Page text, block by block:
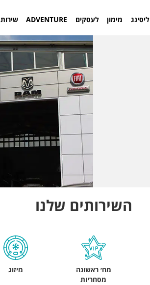
ליסינג מימון לעסקים ADVENTURE שירות
השירותים שלנו
מח׳ ראשונה
מסחריות
מיזוג